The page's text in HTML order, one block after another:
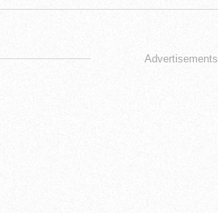
Advertisements